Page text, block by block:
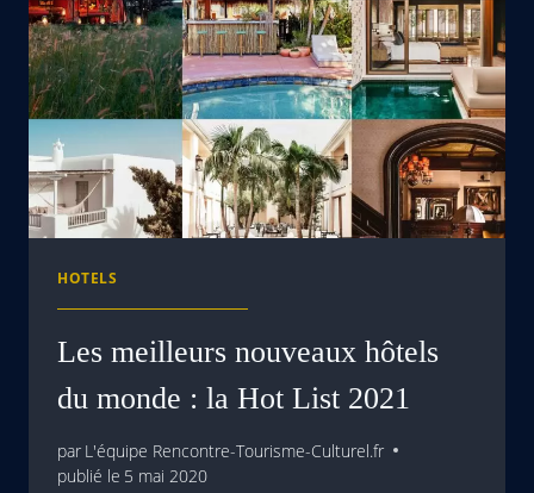
HOTELS
Les meilleurs nouveaux hôtels
du monde : la Hot List 2021
par L'équipe Rencontre-Tourisme-Culturel.fr
publié le 5 mai 2020